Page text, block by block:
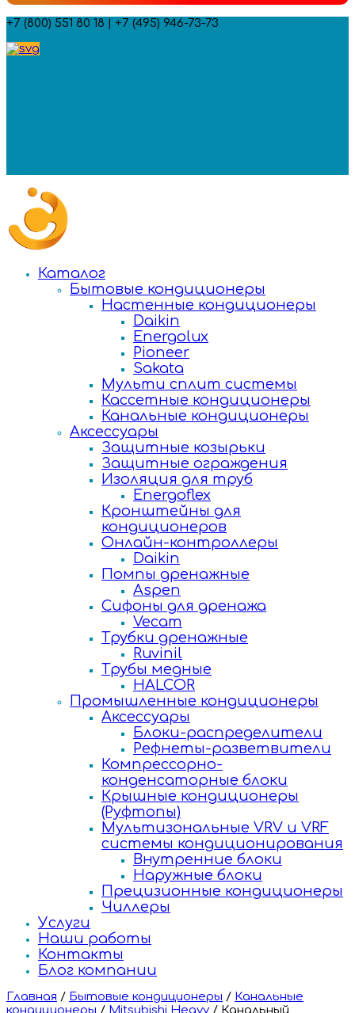
+7 (800) 551 80 18 | +7 (495) 946-73-73
Каталог
Бытовые кондиционеры
Настенные кондиционеры
Daikin
Energolux
Pioneer
Sakata
Мульти сплит системы
Кассетные кондиционеры
Канальные кондиционеры
Аксессуары
Защитные козырьки
Защитные ограждения
Изоляция для труб
Energoflex
Кронштейны для
кондиционеров
Онлайн-контроллеры
Daikin
Помпы дренажные
Aspen
Сифоны для дренажа
Vecam
Трубки дренажные
Ruvinil
Трубы медные
HALCOR
Промышленные кондиционеры
Аксессуары
Блоки-распределители
Рефнеты-разветвители
Компрессорно-
конденсаторные блоки
Крышные кондиционеры
(Руфтопы)
Мультизональные VRV и VRF
системы кондиционирования
Внутренние блоки
Наружные блоки
Прецизионные кондиционеры
Чиллеры
Услуги
Наши работы
Контакты
Блог компании
Главная / Бытовые кондиционеры / Канальные
кондиционеры / Mitsubishi Heavy / Канальный